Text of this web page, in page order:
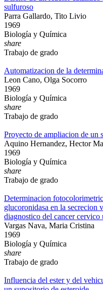
sulfuroso
Parra Gallardo, Tito Livio
1969
Biología y Química
share
Trabajo de grado
Automatizacion de la
Leon Cano, Olga Socorro
1969
Biología y Química
share
Trabajo de grado
Proyecto de ampliacion de un
Aquino Hernandez, Hector
1969
Biología y Química
share
Trabajo de grado
Determinacion
glucoronidasa en la secrecion
diagnostico del cancer cervico
Vargas Nava, Maria Cristina
1969
Biología y Química
share
Trabajo de grado
Influencia del ester y del